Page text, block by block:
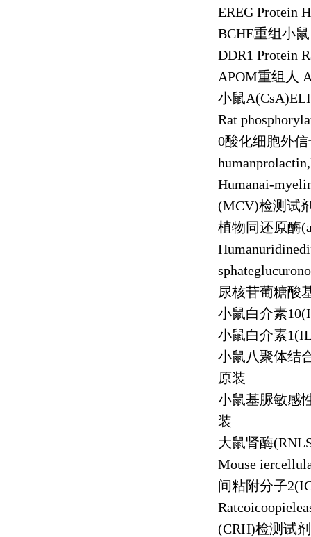
EREG Protein
BCHE重组小鼠
DDR1 Protein
APOM重组人
小鼠
Rat
0酸化细胞外
Humanai-
(MCV)检测试
植物同还原酶
尿核苷葡糖酸
小鼠白介素
小鼠白介素
小鼠八聚体结
原装
小鼠基脲敏感
装
大鼠肾酶
Mouse
间粘附分子
(CRH)检测试